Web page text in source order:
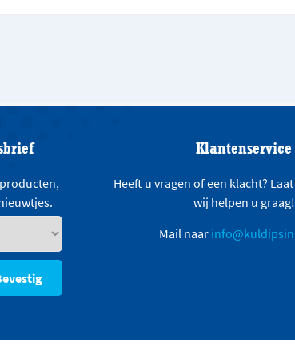
Klantenservice
Heeft u vragen of een klacht?
wij helpen u graag!
Mail naar